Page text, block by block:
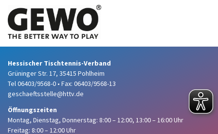
Hessischer Tischtennis-Verband
Grüninger Str. 17, 35415 Pohlheim
Tel 06403/9568-0 • Fax: 06403/9568-13
geschaeftsstelle@httv.de
Öffnungszeiten
Montag, Dienstag, Donnerstag: 8:00 – 12:00, 13:00 – 16:00 Uhr
Freitag: 8:00 – 12:00 Uhr